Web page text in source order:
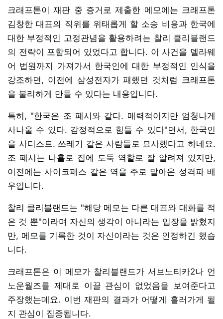
크래프톤이 재판 중 증거로 제출한 메모에는 크래프톤
김창한 대표의 직위를 위태롭게 할 소송 비용과 한국에
대한 부정적인 고정관념을 활용하려는 찰리 클리블랜드
의 전략이 포함되어 있었다고 합니다. 이 사건을 델라웨
어 법원까지 가져가서 한국인에 대한 부정적인 인식을
강조하면, 이전에 삼성전자가 패했던 것처럼 크래프톤
을 불리하게 만들 수 있다는 내용입니다.
특히, "한국은 조 페시와 같다. 매력적이지만 엄청나게
사나울 수 있다. 감정적으로 힘들 수 있다"면서, 한국인
을 사디스트. 쓰레기 같은 사람들로 묘사했다고 하네요.
조 페시는 나홀로 집에 도둑 역할로 잘 알려져 있지만,
이전에는 사이코패스 같은 역을 주로 맡아온 성격파 배
우입니다.
찰리 클리블랜드는 "해당 메모는 다른 대표와 대화를 적
은 것 뿐"이라며 자신의 생각이 아니라는 입장을 밝혔지
만, 메모를 기록한 것이 자신이라는 것은 인정하긴 했습
니다.
크래프톤은 이 메모가 찰리블랜드가 서브노티카2나 언
노운월즈를 제대로 이끌 관심이 없었음을 보여준다고
주장했는데요. 이번 재판의 결과가 어떻게 흘러가게 될
지 관심이 집중됩니다.